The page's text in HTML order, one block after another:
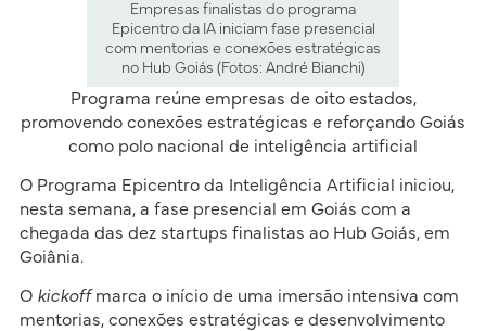
Empresas finalistas do programa
Epicentro da IA iniciam fase presencial
com mentorias e conexões estratégicas
no Hub Goiás (Fotos: André Bianchi)
Programa reúne empresas de oito estados,
promovendo conexões estratégicas e reforçando Goiás
como polo nacional de inteligência artificial
O Programa Epicentro da Inteligência Artificial iniciou,
nesta semana, a fase presencial em Goiás com a
chegada das dez startups finalistas ao Hub Goiás, em
Goiânia.
O kickoffmarca o início de uma imersão intensiva com
mentorias, conexões estratégicas e desenvolvimento